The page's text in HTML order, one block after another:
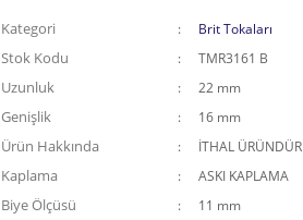
Kategori Brit Tokaları
Stok Kodu TMR3161 B
Uzunluk 22 mm
Genişlik 16 mm
Ürün Hakkında İTHAL ÜRÜNDÜR
Kaplama ASKI KAPLAMA
Biye Ölçüsü 11 mm